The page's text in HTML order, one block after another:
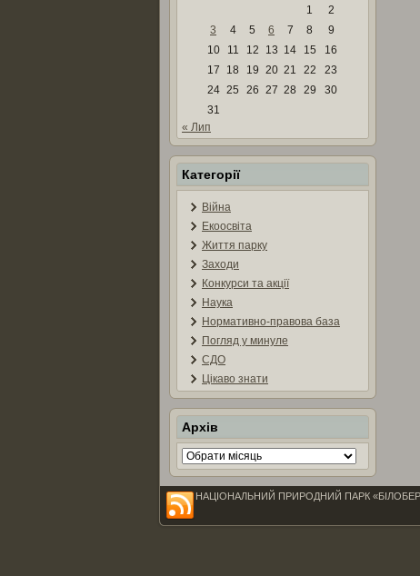
1
2
3
4 5 6 7 8
9
10
11 12 13 14 15
16
17
18 19 20 21 22
23
24 25 26 27 28 29
30
31
« Лип
Категорії
Війна
Екоосвіта
Життя парку
Заходи
Конкурси та акції
Наука
Нормативно-правова база
Погляд у минуле
СДО
Цікаво знати
Архів
Архів
НАЦІОНАЛЬНИЙ ПРИРОДНИЙ ПАРК